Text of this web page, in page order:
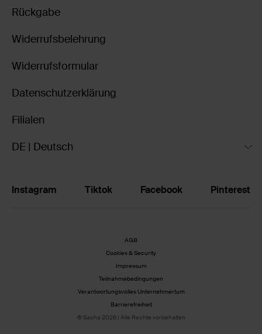
Rückgabe
Widerrufsbelehrung
Widerrufsformular
Datenschutzerklärung
Filialen
DE | Deutsch
Instagram Tiktok Facebook Pinterest
AGB
Cookies & Security
Impressum
Teilnahmebedingungen
Verantwortungsvolles Unternehmertum
Barrierefreiheit
© Sacha 2026 | Alle Rechte vorbehalten